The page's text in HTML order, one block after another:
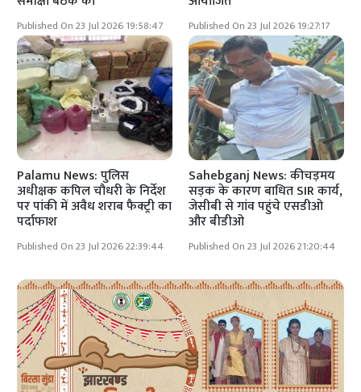
Published On 23 Jul 2026 19:58:47 Published On 23 Jul 2026 19:27:17
Palamu News: पुलिस
अधीक्षक कपिल चौधरी के निर्देश
पर पांकी में अवैध शराब फैक्ट्री का
पर्दाफाश
Published On 23 Jul 2026 22:39:44
Sahebganj News: कीचड़मय
सड़क के कारण बाधित SIR कार्य,
जेसीबी से गांव पहुंचे एसडीओ
और बीडीओ
Published On 23 Jul 2026 21:20:44